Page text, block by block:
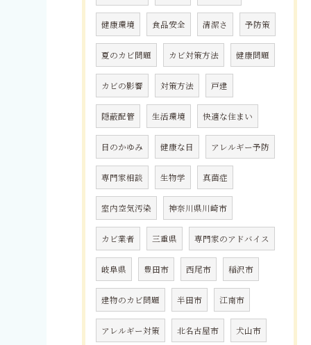
健康環境 食品安全 清潔さ 予防策
夏のカビ問題 カビ対策方法 健康問題
カビの影響 対策方法 戸建
隠蔽配管 生活環境 快適な住まい
目のかゆみ 健康な目 アレルギー予防
専門家相談 生物学 真菌症
室内空気汚染 神奈川県川崎市
カビ業者 三重県 専門家のアドバイス
岐阜県 豊田市 西尾市 稲沢市
建物のカビ問題 半田市 江南市
アレルギー対策 北名古屋市 犬山市